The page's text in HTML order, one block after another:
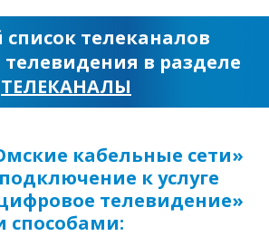
телеканалов
в разделе
ТЕЛЕКАНАЛЫ
кабельные сети»
к услуге
телевидение»